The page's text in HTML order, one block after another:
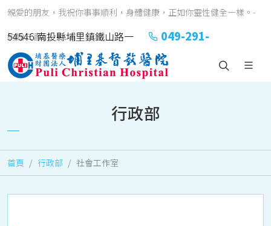
親愛的朋友，我祝你事事順利，身體健康，正如你靈性健全一樣。-
約翰三書1:2
54546 南投縣埔里鎮鐵山路一
號
049-291-
2151#2152
行政部
首頁 行政部 社會工作室